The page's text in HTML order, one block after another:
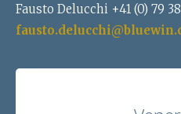
Fausto Delucchi +41 (0) 79